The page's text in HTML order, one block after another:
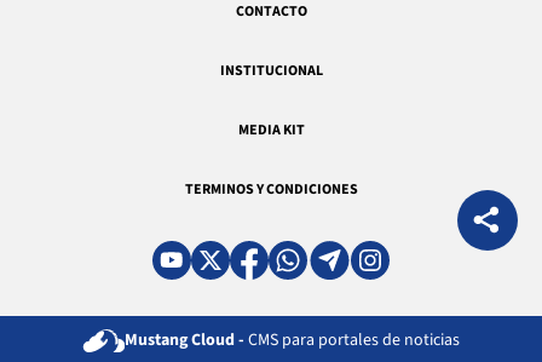
CONTACTO
INSTITUCIONAL
MEDIA KIT
TERMINOS Y CONDICIONES
Mustang Cloud - CMS para portales de noticias